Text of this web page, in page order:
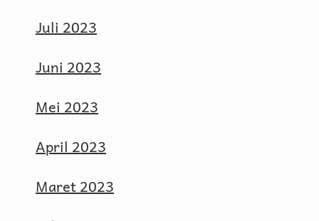
Juli 2023
Juni 2023
Mei 2023
April 2023
Maret 2023